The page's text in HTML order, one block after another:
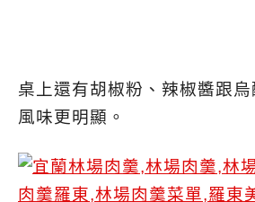
桌上還有胡椒粉、辣椒醬跟
風味更明顯。